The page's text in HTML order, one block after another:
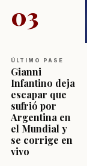
03
ÚLTIMO PASE
Gianni
Infantino deja
escapar que
sufrió por
Argentina en
el Mundial y
se corrige en
vivo